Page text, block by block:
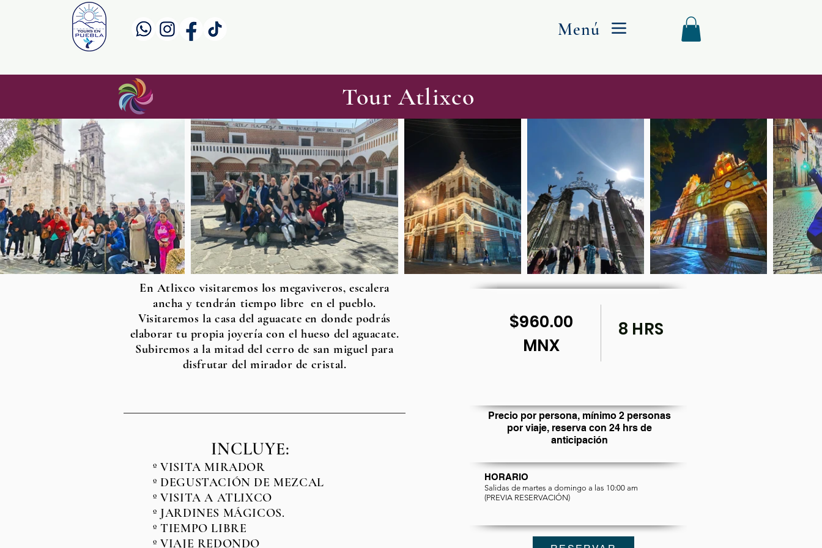
Menu
Menú
Tour Atlixco
En Atlixco visitaremos los megaviveros, escalera
ancha y tendrán tiempo libre en el pueblo.
Visitaremos la casa del aguacate en donde podrás
elaborar tu propia joyería con el hueso del aguacate.
Subiremos a la mitad del cerro de san miguel para
disfrutar del mirador de cristal.
INCLUYE:
º VISITA MIRADOR
º DEGUSTACIÓN DE MEZCAL
º VISITA A ATLIXCO
º JARDINES MÁGICOS.
º TIEMPO LIBRE
º VIAJE REDONDO
$960.00
MNX
8 HRS
Precio por persona, mínimo 2 personas
por viaje, reserva con 24 hrs de
anticipación
HORARIO
Salidas de martes a domingo a las 10:00 am
(PREVIA RESERVACIÓN)